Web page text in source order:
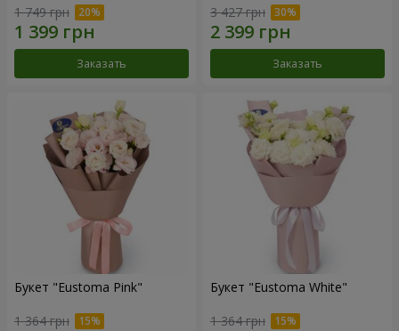
1 749 грн
Заказать
3 427 грн
Заказать
Букет "Eustoma Pink"
1 364 грн
Букет "Eustoma White"
1 364 грн